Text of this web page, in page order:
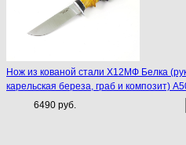
Нож из кованой стали Х12МФ Белка
карельская береза, граб и композит)
6490 руб.